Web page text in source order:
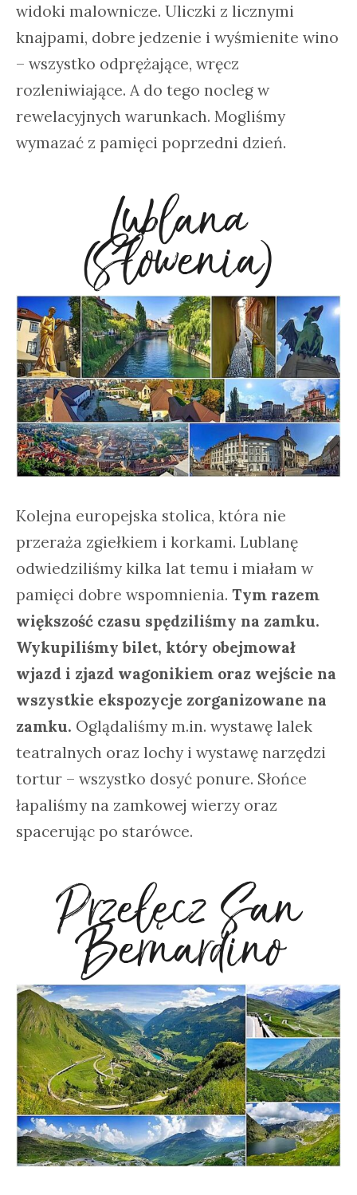
widoki malownicze. Uliczki z licznymi
knajpami, dobre jedzenie i wyśmienite wino
– wszystko odprężające, wręcz
rozleniwiające. A do tego nocleg w
rewelacyjnych warunkach. Mogliśmy
wymazać z pamięci poprzedni dzień.
Lublana
(Słowenia)
Kolejna europejska stolica, która nie
przeraża zgiełkiem i korkami. Lublanę
odwiedziliśmy kilka lat temu i miałam w
pamięci dobre wspomnienia. Tym razem
większość czasu spędziliśmy na zamku.
Wykupiliśmy bilet, który obejmował
wjazd i zjazd wagonikiem oraz wejście na
wszystkie ekspozycje zorganizowane na
zamku. Oglądaliśmy m.in. wystawę lalek
teatralnych oraz lochy i wystawę narzędzi
tortur – wszystko dosyć ponure. Słońce
łapaliśmy na zamkowej wierzy oraz
spacerując po starówce.
Przełęcz San
Bernardino